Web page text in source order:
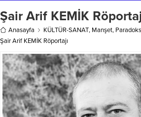
Şair Arif KEMİK
Anasayfa KÜLTÜR-SANAT, Manşet,
Şair Arif KEMİK Röportajı